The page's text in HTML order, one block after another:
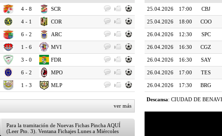
4 - 8 SCR
4 - 1 COR
6 - 2 ARC
1 - 6 MVI
3 - 0 FDR
6 - 2 MPO
1 - 3 MLP
ver más
25.04.2026 17:00 CBJ
25.04.2026 18:00 COO
26.04.2026 12:30 SPC
26.04.2026 16:30 CGZ
26.04.2026 16:30 SAY
26.04.2026 17:00 TES
26.04.2026 17:30 BRG
Descansa: CIUDAD DE